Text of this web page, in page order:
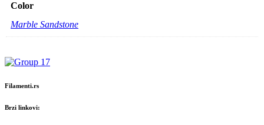
Color
Marble Sandstone
Filamenti.rs
Brzi linkovi: